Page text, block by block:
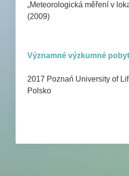
„Meteorologická měření v
(2009)
Významné výzkumné
2017 Poznań University of
Polsko